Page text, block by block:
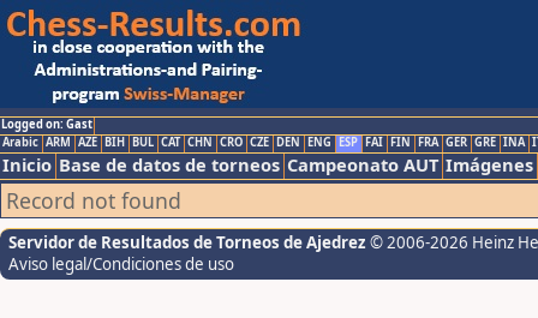
Logged on: Gast
Arabic ARM AZE BIH BUL CAT CHN CRO CZE DEN ENG ESP FAI FIN FRA GER GRE INA
Inicio Base de datos de torneos Campeonato AUT Imágenes
Record not found
Servidor de Resultados de Torneos de Ajedrez © 2006-2026 Heinz
Aviso legal/Condiciones de uso